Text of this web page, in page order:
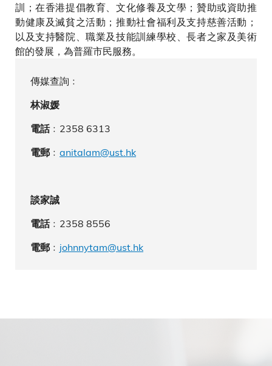
訓；在香港提倡教育、文化修養及文學；贊助或資助推
動健康及滅貧之活動；推動社會福利及支持慈善活動；
以及支持醫院、職業及技能訓練學校、長者之家及美術
館的發展，為普羅市民服務。
傳媒查詢﹕
林淑媛
電話﹕2358 6313
電郵 ﹕ anitalam@ust.hk
談家誠
電話﹕2358 8556
電郵 ﹕ johnnytam@ust.hk